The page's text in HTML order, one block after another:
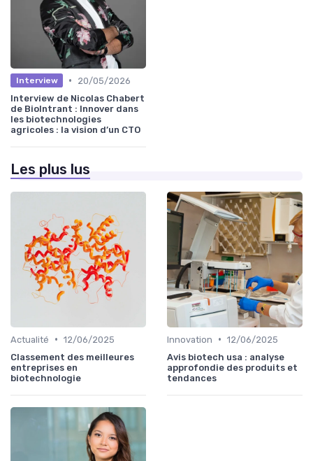
Interview •
20/05/2026
Interview de Nicolas Chabert
de BioIntrant : Innover dans
les biotechnologies
agricoles : la vision d’un CTO
Les plus lus
Actualité • 12/06/2025
Classement des meilleures
entreprises en
biotechnologie
Innovation • 12/06/2025
Avis biotech usa : analyse
approfondie des produits et
tendances